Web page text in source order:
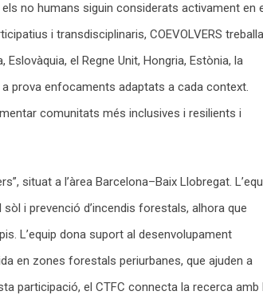
no humans siguin considerats activament en
i transdisciplinaris, COEVOLVERS treballa
el Regne Unit, Hongria, Estònia, la
prova enfocaments adaptats a cada context.
comunitats més inclusives i resilients i
situat a l’àrea Barcelona–Baix Llobregat.
i prevenció d’incendis forestals, alhora que
L’equip dona suport al desenvolupament
en zones forestals periurbanes, que ajuden a
participació, el CTFC connecta la recerca amb